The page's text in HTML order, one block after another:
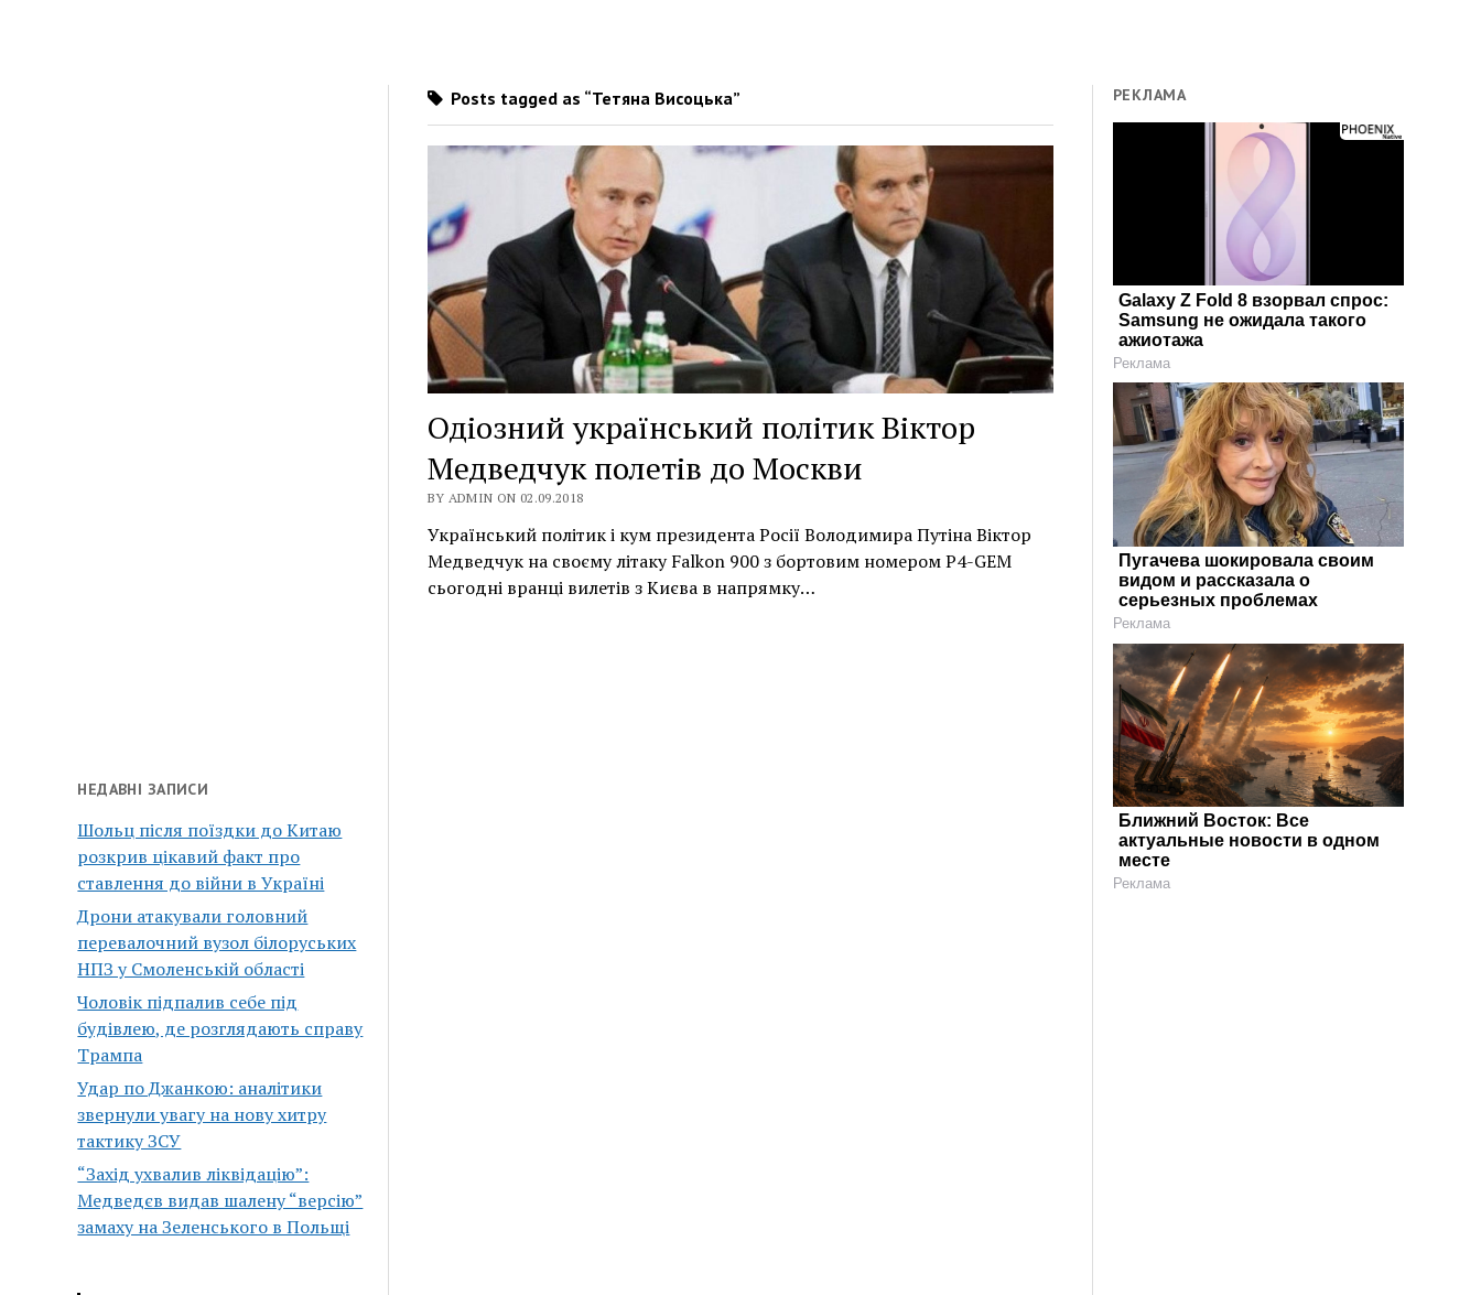
НЕДАВНІ ЗАПИСИ
Шольц після поїздки до Китаю
розкрив цікавий факт про
ставлення до війни в Україні
Дрони атакували головний
перевалочний вузол білоруських
НПЗ у Смоленській області
Чоловік підпалив себе під
будівлею, де розглядають справу
Трампа
Удар по Джанкою: аналітики
звернули увагу на нову хитру
тактику ЗСУ
“Захід ухвалив ліквідацію”:
Медведєв видав шалену “версію”
замаху на Зеленського в Польщі
Posts tagged as “Тетяна Висоцька”
Одіозний український політик Віктор
Медведчук полетів до Москви
BY ADMIN ON 02.09.2018
Український політик і кум президента Росії Володимира Путіна Віктор
Медведчук на своєму літаку Falkon 900 з бортовим номером P4-GEM
сьогодні вранці вилетів з Києва в напрямку…
РЕКЛАМА
Galaxy Z Fold 8 взорвал спрос:
Samsung не ожидала такого
ажиотажа
Реклама
Пугачева шокировала своим
видом и рассказала о
серьезных проблемах
Реклама
Ближний Восток: Все
актуальные новости в одном
месте
Реклама